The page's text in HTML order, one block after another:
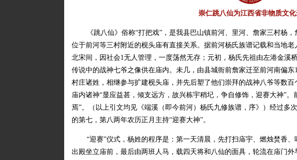
崇仁跳八仙为江西省非物质文化
《跳八仙》俗称“打把戏”，是我县巴山镇前河、里河、詹家三村杨
位于前河等三村附近的枧头庙有直接关系。据前河杨氏族谱记载和当地
北宋间，因社会1无人管理，一度荡然无存；元初，杨氏先祖由左港金溪
传说中的战神七爷之像供在庙内。未几，由县城衙前詹家迁至前河南偏
村庄诸姓，相继参与扩建枧头庙，并先后塑了他们崇拜的战神八爷等数
庙内诸神“显应益甚，倾支远方，故兴栋宇稍圮，争自修饰，迎赛大神”
焉”。（以上引文均见《端溪（即今前河）杨氏九修族谱，序》）经过多
的第七，第八两年农历正月主持“迎赛大神”。
“迎赛”仪式，杨姓的程序是：第一天清晨，先打扫庙宇、燃烛焚香
出殿坐立庙前，最后由两班人马，载四天将和八仙的面具，轮流在庙门